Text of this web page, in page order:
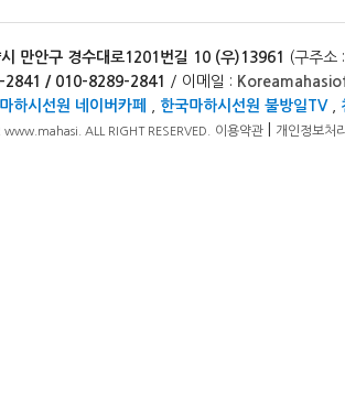
만안구 경수대로1201번길 10 (우)13961
(구주소
2841 / 010-8289-2841 / 이메일 :
하시선원 네이버카페 한국마하시선원 불방일TV
ALL RIGHT RESERVED. 이용약관 개인정보처